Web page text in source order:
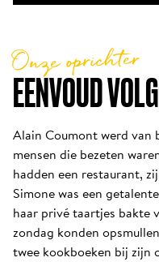
EENVOUD
Onze oprichter
Alain Coumont werd van
mensen die bezeten
hadden een restaurant,
Simone was een
haar privé taartjes bakte
zondag konden
twee kookboeken bij zijn